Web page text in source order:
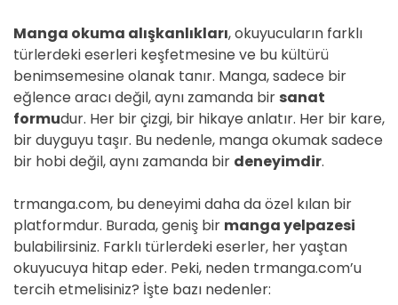
Manga okuma alışkanlıkları, okuyucuların farklı
türlerdeki eserleri keşfetmesine ve bu kültürü
benimsemesine olanak tanır. Manga, sadece bir
eğlence aracı değil, aynı zamanda bir sanat
formudur. Her bir çizgi, bir hikaye anlatır. Her bir kare,
bir duyguyu taşır. Bu nedenle, manga okumak sadece
bir hobi değil, aynı zamanda bir deneyimdir.
trmanga.com, bu deneyimi daha da özel kılan bir
platformdur. Burada, geniş bir manga yelpazesi
bulabilirsiniz. Farklı türlerdeki eserler, her yaştan
okuyucuya hitap eder. Peki, neden trmanga.com’u
tercih etmelisiniz? İşte bazı nedenler: